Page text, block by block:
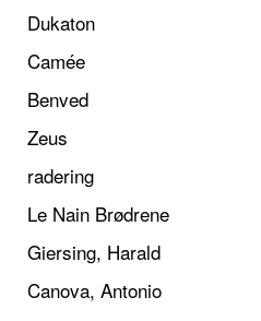
Dukaton
Camée
Benved
Zeus
radering
Le Nain Brødrene
Giersing, Harald
Canova, Antonio